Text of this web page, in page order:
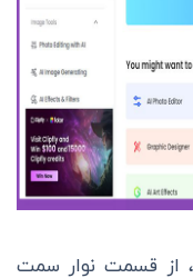
از قسمت نوار سمت